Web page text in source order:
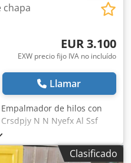
chapa
EUR 3.100
EXW precio fijo IVA no incluído
Llamar
Empalmador de hilos con
N N Nyefx Al Ssf
Fuente de
Clasificado